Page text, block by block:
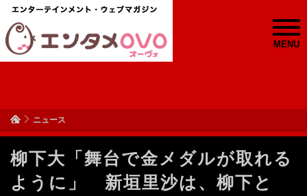
MENU
ニュース
柳下大「舞台で金メダルが取れる
ように」 新垣里沙は、柳下と